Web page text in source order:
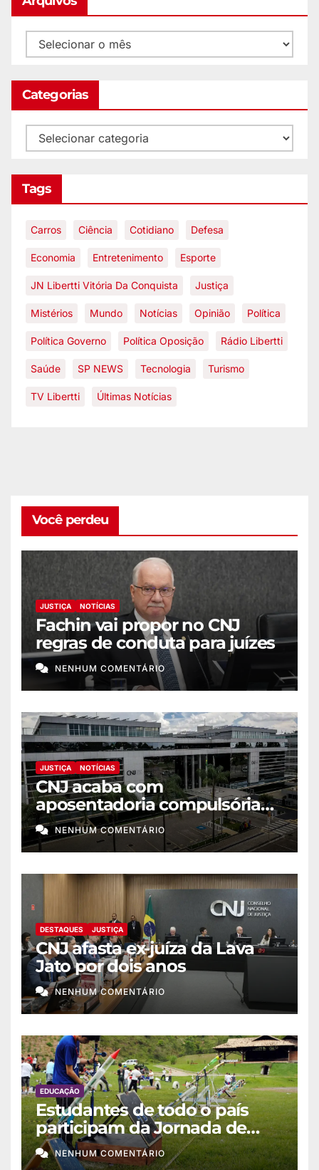
Categorias
Tags
Carros Ciência Cotidiano Defesa
Economia Entretenimento Esporte
JN Libertti Vitória Da Conquista Justiça
Mistérios Mundo Notícias Opinião Política
Política Governo Política Oposição Rádio Libertti
Saúde SP NEWS Tecnologia Turismo
TV Libertti Últimas Notícias
Você perdeu
JUSTIÇA NOTÍCIAS
Fachin vai propor no CNJ
regras de conduta para juízes
NENHUM COMENTÁRIO
JUSTIÇA NOTÍCIAS
CNJ acaba com
aposentadoria compulsória
como punição máxima para
juiz
NENHUM COMENTÁRIO
DESTAQUES JUSTIÇA
CNJ afasta ex-juíza da Lava
Jato por dois anos
NENHUM COMENTÁRIO
EDUCAÇÃO
Estudantes de todo o país
participam da Jornada de
Foguetes 2026
NENHUM COMENTÁRIO